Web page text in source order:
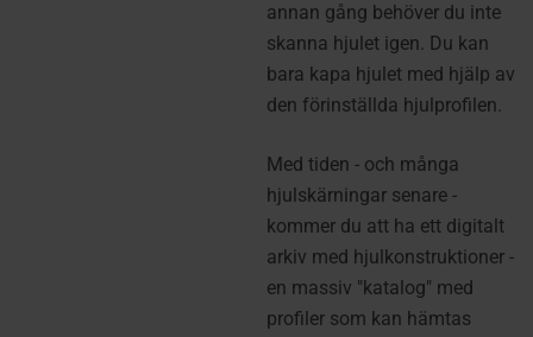
annan gång behöver du inte
skanna hjulet igen. Du kan
bara kapa hjulet med hjälp av
den förinställda hjulprofilen.
Med tiden - och många
hjulskärningar senare -
kommer du att ha ett digitalt
arkiv med hjulkonstruktioner -
en massiv "katalog" med
profiler som kan hämtas